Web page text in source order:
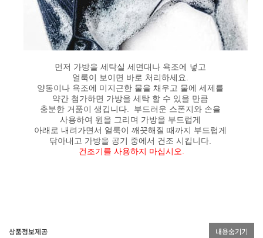
먼저 가방을 세탁실 세면대나 욕조에 넣고
얼룩이 보이면 바로 처리하세요.
양동이나 욕조에 미지근한 물을 채우고 물에 세제를
약간 첨가하면 가방을 세탁 할 수 있을 만큼
충분한 거품이 생깁니다. 부드러운 스폰지와 손을
사용하여 원을 그리며 가방을 부드럽게
아래로 내려가면서 얼룩이 깨끗해질 때까지 부드럽게
닦아내고 가방을 공기 중에서 건조 시킵니다.
건조기를 사용하지 마십시오.
상품정보제공 내용숨기기